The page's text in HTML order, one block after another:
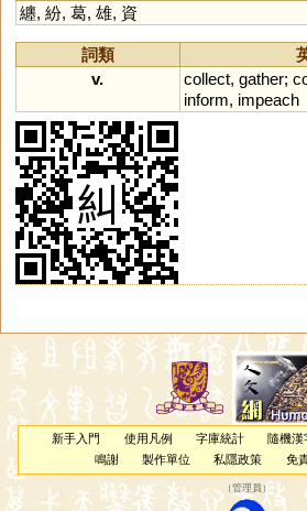
纏, 紛, 葛, 雄, 資
詞類
v.
collect, gather;
inform, impeach
新手入門 使用凡例 字庫統計 隨機漢
鳴謝
製作單位 私隱政策 免
（管理員 ）